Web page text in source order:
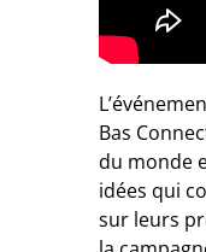
Bas
du monde
idées qui
sur leurs